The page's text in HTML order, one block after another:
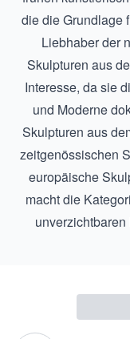
die die Grundlage
Liebhaber der
Skulpturen aus
Interesse, da sie
und Moderne
Skulpturen aus
zeitgenössischen
europäische
macht die